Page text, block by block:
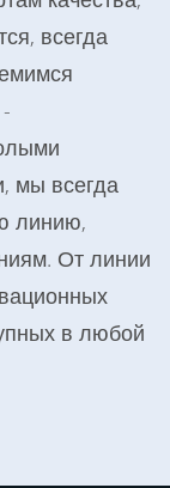
всегда
мы всегда
линию,
От линии
в любой